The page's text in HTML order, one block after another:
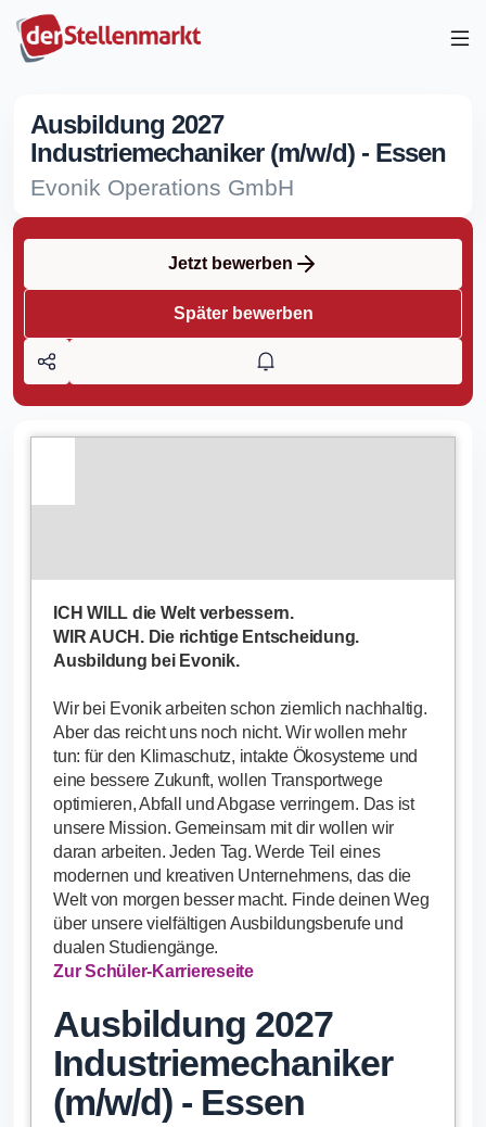
Ausbildung 2027
Industriemechaniker (m/w/d) - Essen
Evonik Operations GmbH
Jetzt bewerben
Später bewerben
ICH WILL die Welt verbessern.
WIR AUCH. Die richtige Entscheidung.
Ausbildung bei Evonik.
Wir bei Evonik arbeiten schon ziemlich nachhaltig.
Aber das reicht uns noch nicht. Wir wollen mehr
tun: für den Klimaschutz, intakte Ökosysteme und
eine bessere Zukunft, wollen Transportwege
optimieren, Abfall und Abgase verringern. Das ist
unsere Mission. Gemeinsam mit dir wollen wir
daran arbeiten. Jeden Tag. Werde Teil eines
modernen und kreativen Unternehmens, das die
Welt von morgen besser macht. Finde deinen Weg
über unsere vielfältigen Ausbildungsberufe und
dualen Studiengänge.
Zur Schüler-Karriereseite
Ausbildung 2027
Industriemechaniker
(m/w/d) - Essen